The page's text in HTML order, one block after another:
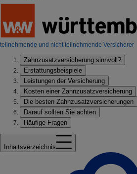
teilnehmende und nicht teilnehmende Versicherer
Zahnzusatzversicherung sinnvoll?
Erstattungsbeispiele
Leistungen der Versicherung
Kosten einer Zahnzusatzversicherung
Die besten Zahnzusatzversicherungen
Darauf sollten Sie achten
Häufige Fragen
Inhaltsverzeichnis